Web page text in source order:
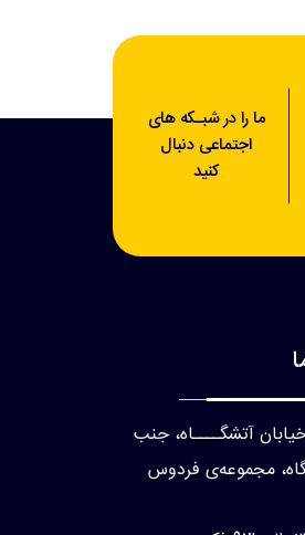
ما را در شبـکه های
اجتماعی دنبال
کنید
آتشگــــاه، جنب
مجموعه‌ی فردوس